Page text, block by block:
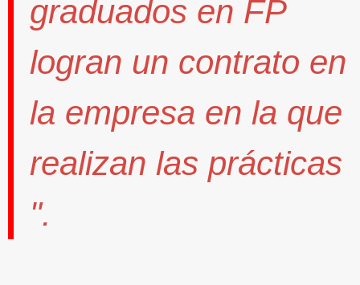
graduados en FP
logran un contrato en
la empresa en la que
realizan las prácticas
".